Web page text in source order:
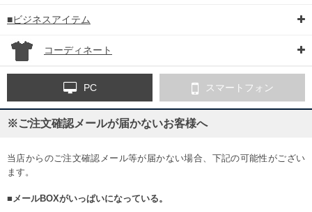
■ビジネスアイテム
コーディネート
PC スマートフォン
※ご注文確認メールが届かないお客様へ
当店からのご注文確認メール等が届かない場合、下記の可能性がござい
ます。
■メールBOXがいっぱいになっている。